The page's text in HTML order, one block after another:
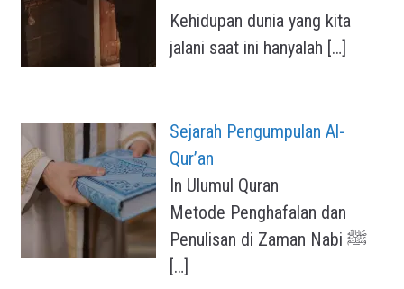
Kehidupan dunia yang kita
jalani saat ini hanyalah […]
Sejarah Pengumpulan Al-
Qur’an
In Ulumul Quran
Metode Penghafalan dan
Penulisan di Zaman Nabi ﷺ
[…]